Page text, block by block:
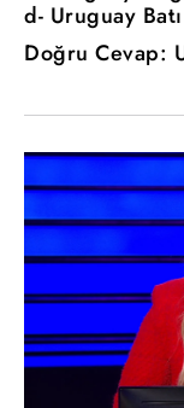
d- Uruguay
Doğru Cevap: